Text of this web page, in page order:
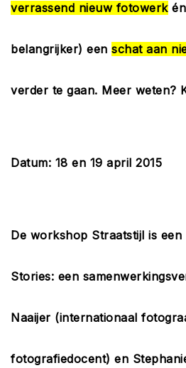
verrassend nieuw fotowerkén
belangrijker) een schat aan
verder te gaan. Meer weten?
Datum: 18 en 19 april 2015
De workshop Straatstijl is
Stories: een
Naaijer (internationaal
fotografiedocent) en